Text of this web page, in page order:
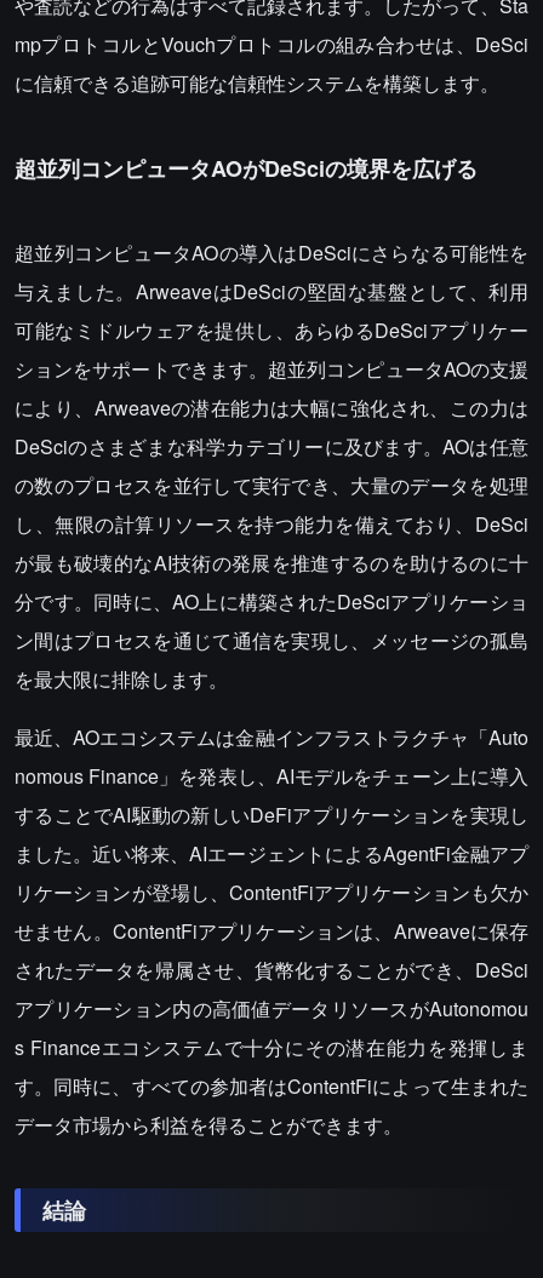
mpプロトコルとVouchプロトコルの組み合わせは、DeSci
に信頼できる追跡可能な信頼性システムを構築します。
超並列コンピュータAOがDeSciの境界を広げる
超並列コンピュータAOの導入はDeSciにさらなる可能性を
与えました。ArweaveはDeSciの堅固な基盤として、利用
可能なミドルウェアを提供し、あらゆるDeSciアプリケー
ションをサポートできます。超並列コンピュータAOの支援
により、Arweaveの潜在能力は大幅に強化され、この力は
DeSciのさまざまな科学カテゴリーに及びます。AOは任意
の数のプロセスを並行して実行でき、大量のデータを処理
し、無限の計算リソースを持つ能力を備えており、DeSci
が最も破壊的なAI技術の発展を推進するのを助けるのに十
分です。同時に、AO上に構築されたDeSciアプリケーショ
ン間はプロセスを通じて通信を実現し、メッセージの孤島
を最大限に排除します。
最近、AOエコシステムは金融インフラストラクチャ「Auto
nomous Finance」を発表し、AIモデルをチェーン上に導入
することでAI駆動の新しいDeFiアプリケーションを実現し
ました。近い将来、AIエージェントによるAgentFi金融アプ
リケーションが登場し、ContentFiアプリケーションも欠か
せません。ContentFiアプリケーションは、Arweaveに保存
されたデータを帰属させ、貨幣化することができ、DeSci
アプリケーション内の高価値データリソースがAutonomou
s Financeエコシステムで十分にその潜在能力を発揮しま
す。同時に、すべての参加者はContentFiによって生まれた
データ市場から利益を得ることができます。
結論